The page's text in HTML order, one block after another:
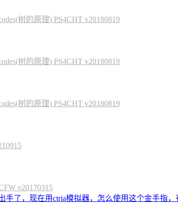
树的原理) PS4CHT v20180819
树的原理) PS4CHT v20180819
树的原理) PS4CHT v20180819
v20170315
手了，现在用ctria模拟器，怎么使用这个金手指